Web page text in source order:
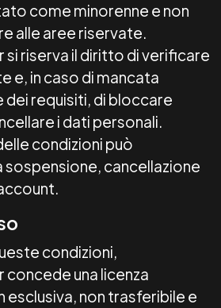
come minorenne e non
alle aree riservate.
si riserva il diritto di verificare
e, in caso di mancata
requisiti, di bloccare
i dati personali.
condizioni può
cancellazione
condizioni,
una licenza
esclusiva, non trasferibile e